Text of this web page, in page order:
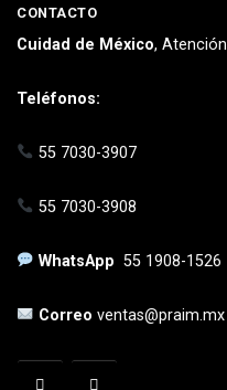
CONTACTO
Cuidad de México,
Teléfonos:
55 7030-3907
55 7030-3908
WhatsApp55 1908-1526
Correoventas@praim.mx